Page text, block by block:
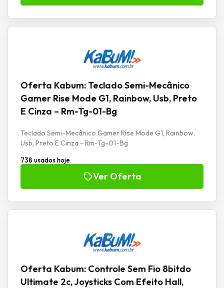
Oferta Kabum: Teclado Semi-Mecânico
Gamer Rise Mode G1, Rainbow, Usb, Preto
E Cinza – Rm-Tg-01-Bg
Teclado Semi-Mecânico Gamer Rise Mode G1, Rainbow,
Usb, Preto E Cinza - Rm-Tg-01-Bg
738 usados hoje
Ver Oferta
Oferta Kabum: Controle Sem Fio 8bitdo
Ultimate 2c, Joysticks Com Efeito Hall,